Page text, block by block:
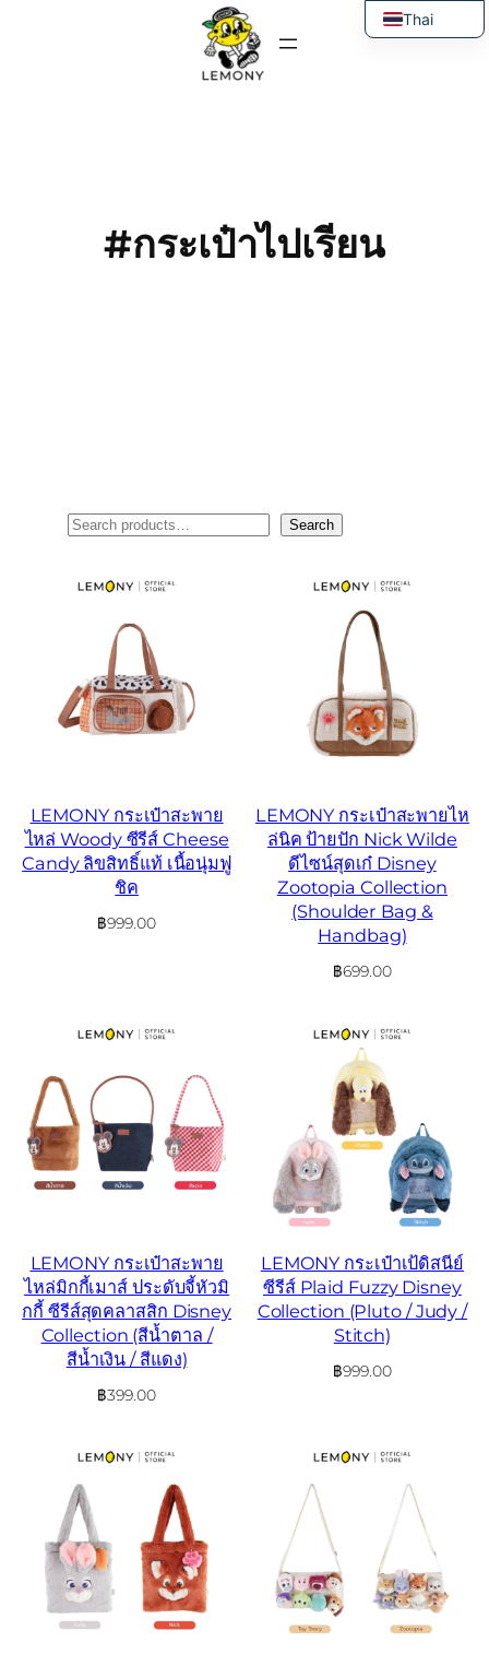
#กระเป๋าไปเรียน
Search
LEMONY กระเป๋าสะพาย
ไหล่ Woody ซีรีส์ Cheese
Candy ลิขสิทธิ์แท้ เนื้อนุ่มฟู
ชิค
฿999.00
LEMONY กระเป๋าสะพายไห
ล่นิค ป้ายปัก Nick Wilde
ดีไซน์สุดเก๋ Disney
Zootopia Collection
(Shoulder Bag &
Handbag)
฿699.00
LEMONY กระเป๋าสะพาย
ไหล่มิกกี้เมาส์ ประดับจี้หัวมิ
กกี้ ซีรีส์สุดคลาสสิก Disney
Collection (สีน้ำตาล /
สีน้ำเงิน / สีแดง)
฿399.00
LEMONY กระเป๋าเป้ดิสนีย์
ซีรีส์ Plaid Fuzzy Disney
Collection (Pluto / Judy /
Stitch)
฿999.00
Thai